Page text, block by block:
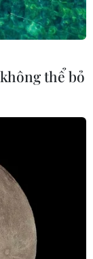
thể bỏ